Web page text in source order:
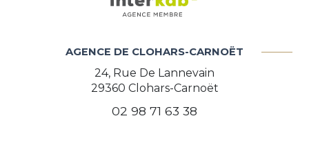
AGENCE DE CLOHARS-CARNOËT
24, Rue De Lannevain
29360 Clohars-Carnoët
02 98 71 63 38